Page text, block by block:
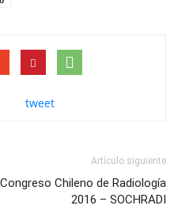
tweet
Artículo siguiente
Congreso Chileno de Radiología
2016 – SOCHRADI